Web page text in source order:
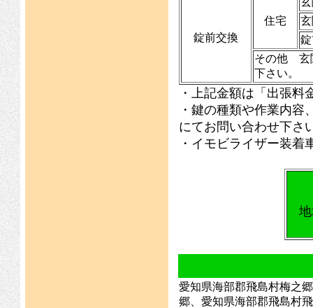
錠前交換
住宅
その他 玄
下さい。
・上記金額は「出張
・鍵の種類や作業内
にてお問い合わせ下さ
・イモビライザー装
愛知県海部郡飛島村梅之
郷、愛知県海部郡飛島村